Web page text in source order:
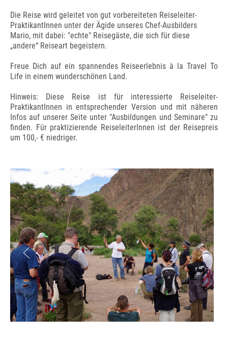
Die Reise wird geleitet von gut vorbereiteten Reiseleiter-
PraktikantInnen unter der Ägide unseres Chef-Ausbilders
Mario, mit dabei: "echte" Reisegäste, die sich für diese
„andere“ Reiseart begeistern.
Freue Dich auf ein spannendes Reiseerlebnis à la Travel To
Life in einem wunderschönen Land.
Hinweis: Diese Reise ist für interessierte Reiseleiter-
PraktikantInnen in entsprechender Version und mit näheren
Infos auf unserer Seite unter "Ausbildungen und Seminare" zu
finden. Für praktizierende ReiseleiterInnen ist der Reisepreis
um 100,- € niedriger.